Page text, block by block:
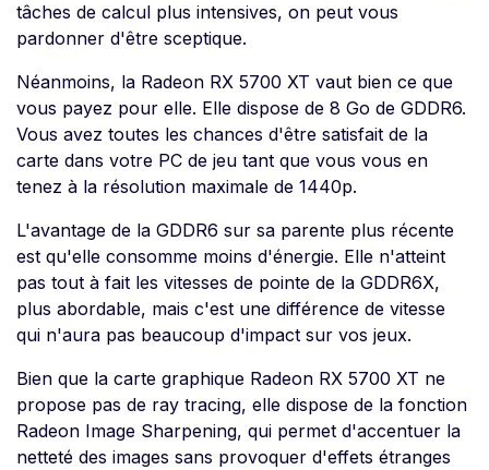
tâches de calcul plus intensives, on peut vous
pardonner d'être sceptique.
Néanmoins, la Radeon RX 5700 XT vaut bien ce que
vous payez pour elle. Elle dispose de 8 Go de GDDR6.
Vous avez toutes les chances d'être satisfait de la
carte dans votre PC de jeu tant que vous vous en
tenez à la résolution maximale de 1440p.
L'avantage de la GDDR6 sur sa parente plus récente
est qu'elle consomme moins d'énergie. Elle n'atteint
pas tout à fait les vitesses de pointe de la GDDR6X,
plus abordable, mais c'est une différence de vitesse
qui n'aura pas beaucoup d'impact sur vos jeux.
Bien que la carte graphique Radeon RX 5700 XT ne
propose pas de ray tracing, elle dispose de la fonction
Radeon Image Sharpening, qui permet d'accentuer la
netteté des images sans provoquer d'effets étranges